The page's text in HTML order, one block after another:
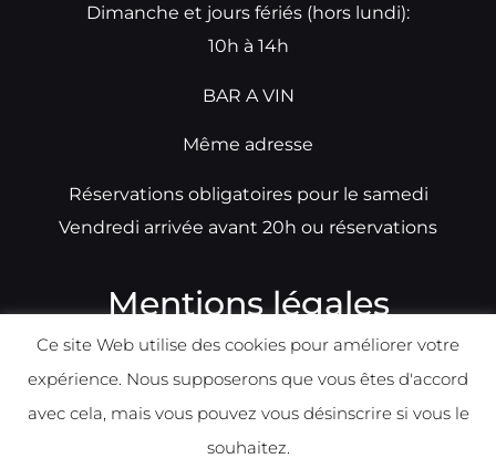
Dimanche et jours fériés (hors lundi):
10h à 14h
BAR A VIN
Même adresse
Réservations obligatoires pour le samedi
Vendredi arrivée avant 20h ou réservations
Mentions légales
Ce site Web utilise des cookies pour améliorer votre
expérience. Nous supposerons que vous êtes d'accord
avec cela, mais vous pouvez vous désinscrire si vous le
souhaitez.